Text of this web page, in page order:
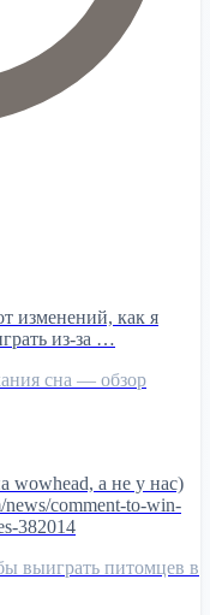
изменений, как я
из-за …
сна — обзор
wowhead, а не у нас)
comment-to-win-
382014
выиграть питомцев в